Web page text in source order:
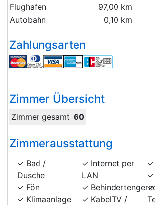
Flughafen
97,00 km
Autobahn
0,10 km
Zahlungsarten
Zimmer Übersicht
Zimmer gesamt 60
Zimmerausstattung
Bad /
Dusche
Fön
Klimaanlage
Internet per
LAN
KabelTV /